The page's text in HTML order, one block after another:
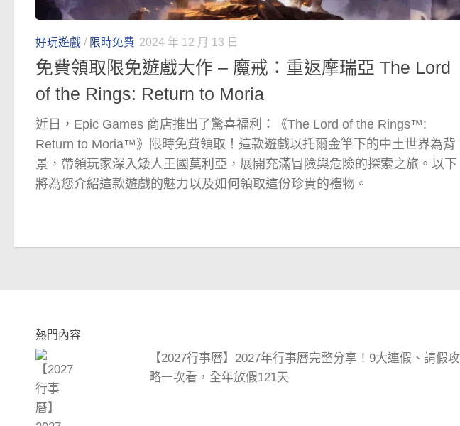
好玩遊戲 / 限時免費 2024 年 12 月 13 日
免費領取限免遊戲大作 – 魔戒：重返摩瑞亞 The Lord
of the Rings: Return to Moria
近日，Epic Games 商店推出了驚喜福利：《The Lord of the Rings™:
Return to Moria™》限時免費領取！這款遊戲以托爾金筆下的中土世界為背
景，帶領玩家深入矮人王國莫利亞，展開充滿冒險與危險的探索之旅。以下
將為您介紹這款遊戲的魅力以及如何領取這份珍貴的禮物。
熱門內容
【2027行事曆】2027年行事曆完整分享！9大連假、請假攻
略一次看，全年放假121天